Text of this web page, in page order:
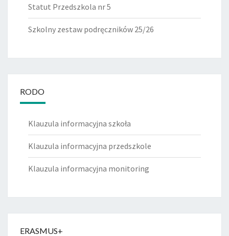
Statut Przedszkola nr 5
Szkolny zestaw podręczników 25/26
RODO
Klauzula informacyjna szkoła
Klauzula informacyjna przedszkole
Klauzula informacyjna monitoring
ERASMUS+